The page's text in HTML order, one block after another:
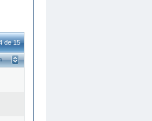
de 15